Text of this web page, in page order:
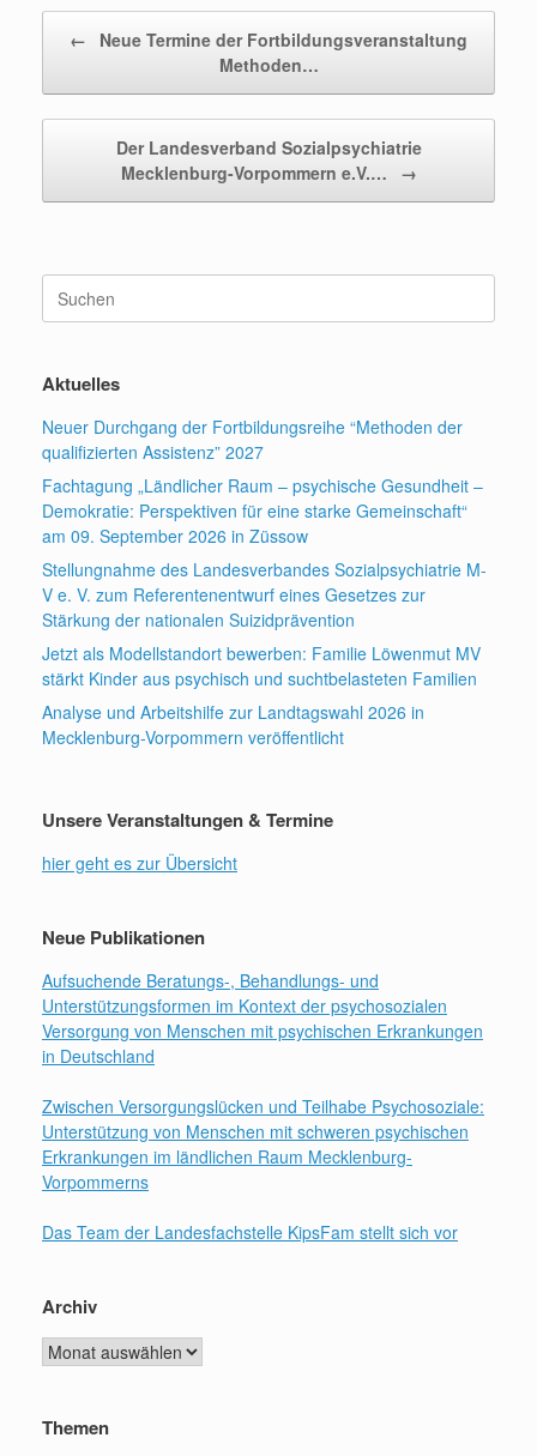
←
Neue Termine der Fortbildungsveranstaltung
Methoden…
Der Landesverband Sozialpsychiatrie
Mecklenburg-Vorpommern e.V.…
→
Suchen
nach:
Aktuelles
Neuer Durchgang der Fortbildungsreihe “Methoden der
qualifizierten Assistenz” 2027
Fachtagung „Ländlicher Raum – psychische Gesundheit –
Demokratie: Perspektiven für eine starke Gemeinschaft“
am 09. September 2026 in Züssow
Stellungnahme des Landesverbandes Sozialpsychiatrie M-
V e. V. zum Referentenentwurf eines Gesetzes zur
Stärkung der nationalen Suizidprävention
Jetzt als Modellstandort bewerben: Familie Löwenmut MV
stärkt Kinder aus psychisch und suchtbelasteten Familien
Analyse und Arbeitshilfe zur Landtagswahl 2026 in
Mecklenburg-Vorpommern veröffentlicht
Unsere Veranstaltungen & Termine
hier geht es zur Übersicht
Neue Publikationen
Aufsuchende Beratungs-, Behandlungs- und
Unterstützungsformen im Kontext der psychosozialen
Versorgung von Menschen mit psychischen Erkrankungen
in Deutschland
Zwischen Versorgungslücken und Teilhabe Psychosoziale:
Unterstützung von Menschen mit schweren psychischen
Erkrankungen im ländlichen Raum Mecklenburg-
Vorpommerns
Das Team der Landesfachstelle KipsFam stellt sich vor
Archiv
Archiv
Themen